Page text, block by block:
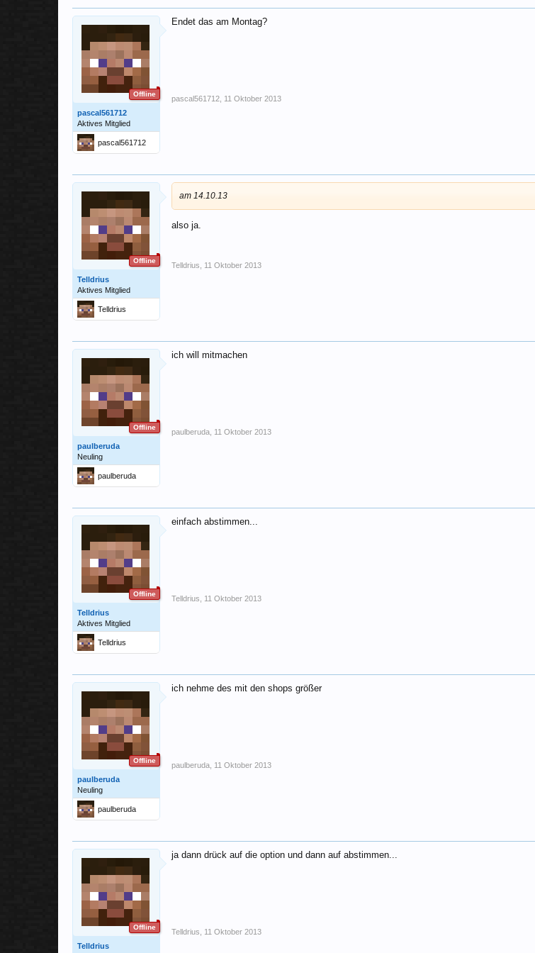
Offline
pascal561712
Aktives Mitglied
pascal561712
Endet das am Montag?
pascal561712 11 Oktober 2013
Offline
Telldrius
Aktives Mitglied
Telldrius
am 14.10.13
also ja.
Telldrius 11 Oktober 2013
Offline
paulberuda
Neuling
paulberuda
ich will mitmachen
paulberuda 11 Oktober 2013
Offline
Telldrius
Aktives Mitglied
Telldrius
einfach abstimmen...
Telldrius 11 Oktober 2013
Offline
paulberuda
Neuling
paulberuda
ich nehme des mit den shops größer
paulberuda 11 Oktober 2013
Offline
Telldrius
ja dann drück auf die option und dann auf abstimmen...
Telldrius 11 Oktober 2013